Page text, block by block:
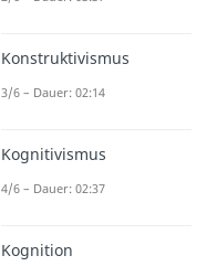
Konstruktivismus
3/6 – Dauer: 02:14
Kognitivismus
4/6 – Dauer: 02:37
Kognition